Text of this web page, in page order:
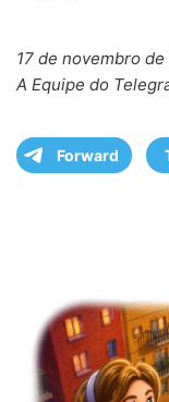
17 de novembro de
A Equipe do
Forward